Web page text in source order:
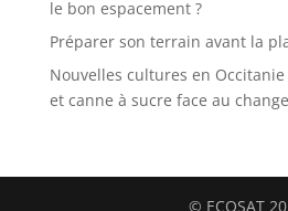
le bon espacement ?
Préparer son terrain avant la
Nouvelles cultures en
et canne à sucre face au
© ECOSAT